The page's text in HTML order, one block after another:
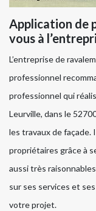
Application de
vous à
L’entreprise de
professionnel
professionnel qui
Leurville, dans le
les travaux de façade.
propriétaires grâce à
aussi très
sur ses services et
votre projet.